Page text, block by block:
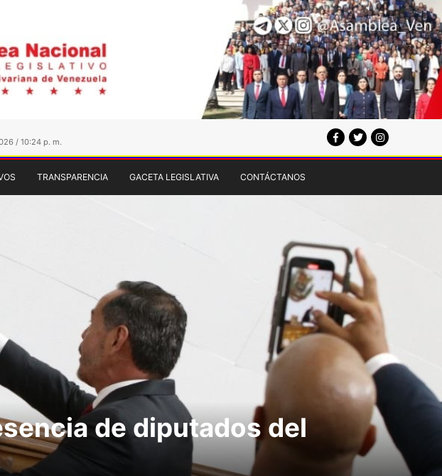
/ 10:24 p. m.
TRANSPARENCIA GACETA LEGISLATIVA CONTÁCTANOS
de diputados del